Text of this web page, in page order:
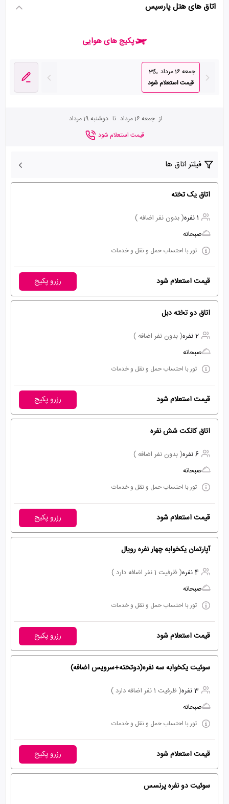
اتاق های هتل پارسیس
پکیج های هوایی
جمعه 16 مرداد
3
قیمت استعلام شود
از جمعه 16 مرداد تا دوشنبه 19 مرداد
قیمت استعلام شود
فیلتر اتاق ها
اتاق یک تخته
1 نفره
( بدون نفر اضافه )
صبحانه
تور با احتساب حمل و نقل و خدمات
قیمت استعلام شود رزرو پکیج
اتاق دو تخته دبل
2 نفره
( بدون نفر اضافه )
صبحانه
تور با احتساب حمل و نقل و خدمات
قیمت استعلام شود رزرو پکیج
اتاق کانکت شش نفره
6 نفره
( بدون نفر اضافه )
صبحانه
تور با احتساب حمل و نقل و خدمات
قیمت استعلام شود رزرو پکیج
آپارتمان یکخوابه چهار نفره رویال
4 نفره
( ظرفیت 1 نفر اضافه دارد )
صبحانه
تور با احتساب حمل و نقل و خدمات
قیمت استعلام شود رزرو پکیج
سوئیت یکخوابه سه نفره(دوتخته+سرویس اضافه)
3 نفره
( ظرفیت 1 نفر اضافه دارد )
صبحانه
تور با احتساب حمل و نقل و خدمات
قیمت استعلام شود رزرو پکیج
سوئیت دو نفره پرنسس